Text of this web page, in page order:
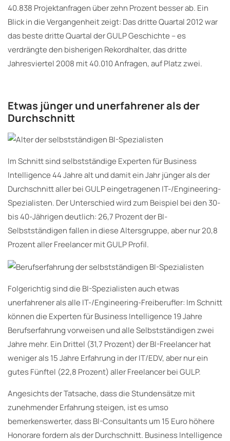
40.838 Projektanfragen über zehn Prozent besser ab. Ein
Blick in die Vergangenheit zeigt: Das dritte Quartal 2012 war
das beste dritte Quartal der GULP Geschichte – es
verdrängte den bisherigen Rekordhalter, das dritte
Jahresviertel 2008 mit 40.010 Anfragen, auf Platz zwei.
Etwas jünger und unerfahrener als der
Durchschnitt
Im Schnitt sind selbstständige Experten für Business
Intelligence 44 Jahre alt und damit ein Jahr jünger als der
Durchschnitt aller bei GULP eingetragenen IT-/Engineering-
Spezialisten. Der Unterschied wird zum Beispiel bei den 30-
bis 40-Jährigen deutlich: 26,7 Prozent der BI-
Selbstständigen fallen in diese Altersgruppe, aber nur 20,8
Prozent aller Freelancer mit GULP Profil.
Folgerichtig sind die BI-Spezialisten auch etwas
unerfahrener als alle IT-/Engineering-Freiberufler: Im Schnitt
können die Experten für Business Intelligence 19 Jahre
Berufserfahrung vorweisen und alle Selbstständigen zwei
Jahre mehr. Ein Drittel (31,7 Prozent) der BI-Freelancer hat
weniger als 15 Jahre Erfahrung in der IT/EDV, aber nur ein
gutes Fünftel (22,8 Prozent) aller Freelancer bei GULP.
Angesichts der Tatsache, dass die Stundensätze mit
zunehmender Erfahrung steigen, ist es umso
bemerkenswerter, dass BI-Consultants um 15 Euro höhere
Honorare fordern als der Durchschnitt. Business Intelligence